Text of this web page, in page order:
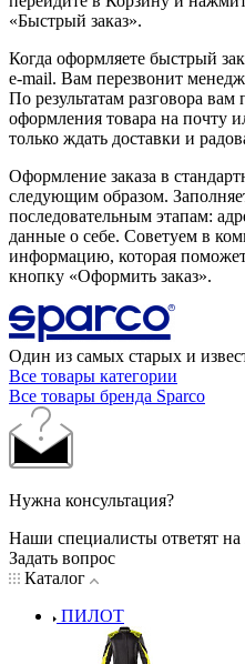
«Быстрый заказ».
Когда оформляете быстрый
e-mail. Вам перезвонит
По результатам разговора
оформления товара на почту
только ждать доставки и
Оформление заказа в
следующим образом.
последовательным этапам:
данные о себе. Советуем в
информацию, которая
кнопку «Оформить заказ».
Один из самых старых и
Все товары категории
Все товары бренда Sparco
Нужна консультация?
Наши специалисты ответят
Задать вопрос
Каталог
ПИЛОТ